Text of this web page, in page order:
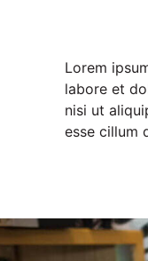
Lorem
labore et
nisi ut
esse cillum